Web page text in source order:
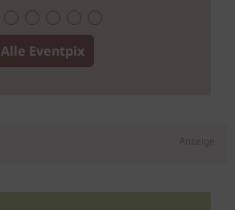
Alle Eventpix
Anzeige